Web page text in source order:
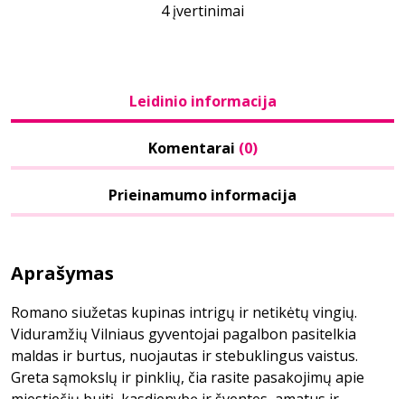
4 įvertinimai
Leidinio informacija
Komentarai (0)
Prieinamumo informacija
Aprašymas
Romano siužetas kupinas intrigų ir netikėtų vingių.
Viduramžių Vilniaus gyventojai pagalbon pasitelkia
maldas ir burtus, nuojautas ir stebuklingus vaistus.
Greta sąmokslų ir pinklių, čia rasite pasakojimų apie